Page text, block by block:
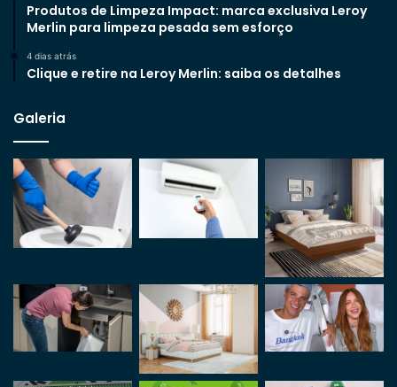
Produtos de Limpeza Impact: marca exclusiva Leroy
Merlin para limpeza pesada sem esforço
4 dias atrás
Clique e retire na Leroy Merlin: saiba os detalhes
Galeria